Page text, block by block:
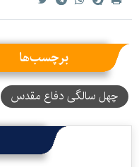
برچسب‌ها
چهل سالگی دفاع مقدس